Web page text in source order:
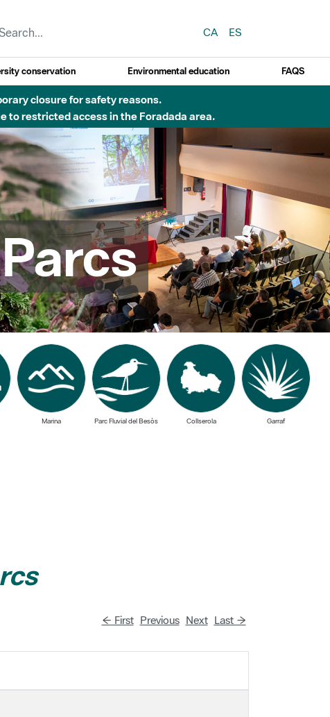
CA
ES
conservation Environmental education FAQS
obres de construcció d'una passera sobre el riu
Parc Fluvial del Besòs